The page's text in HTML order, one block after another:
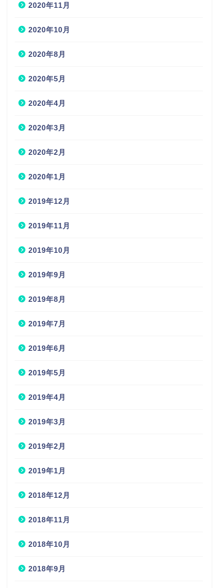
2020年11月
2020年10月
2020年8月
2020年5月
2020年4月
2020年3月
2020年2月
2020年1月
2019年12月
2019年11月
2019年10月
2019年9月
2019年8月
2019年7月
2019年6月
2019年5月
2019年4月
2019年3月
2019年2月
2019年1月
2018年12月
2018年11月
2018年10月
2018年9月